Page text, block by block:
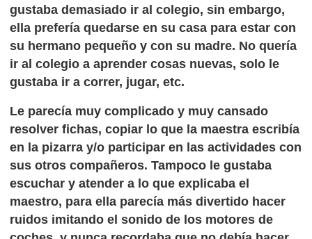
gustaba demasiado ir al colegio, sin embargo,
ella prefería quedarse en su casa para estar con
su hermano pequeño y con su madre. No quería
ir al colegio a aprender cosas nuevas, solo le
gustaba ir a correr, jugar, etc.
Le parecía muy complicado y muy cansado
resolver fichas, copiar lo que la maestra escribía
en la pizarra y/o participar en las actividades con
sus otros compañeros. Tampoco le gustaba
escuchar y atender a lo que explicaba el
maestro, para ella parecía más divertido hacer
ruidos imitando el sonido de los motores de